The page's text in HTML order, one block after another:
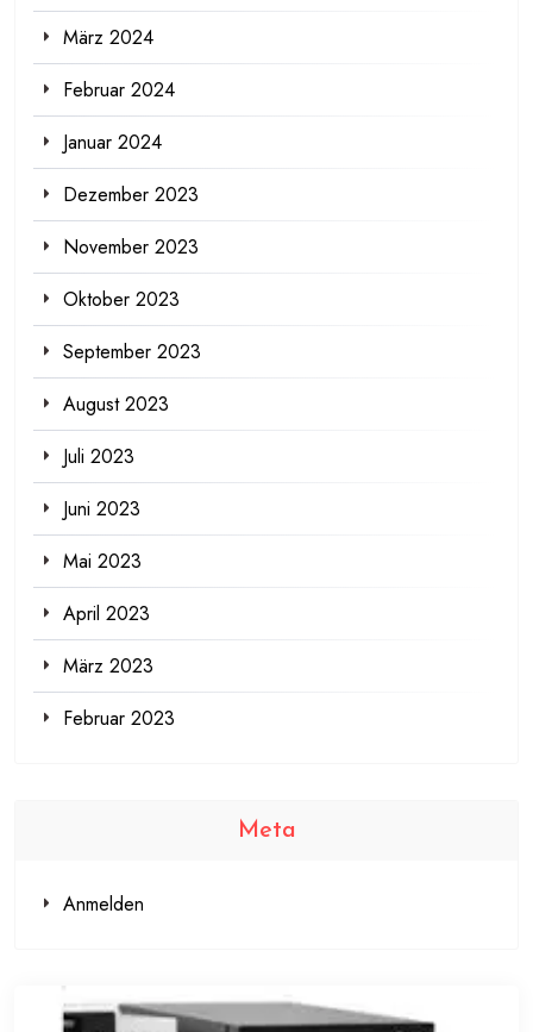
März 2024
Februar 2024
Januar 2024
Dezember 2023
November 2023
Oktober 2023
September 2023
August 2023
Juli 2023
Juni 2023
Mai 2023
April 2023
März 2023
Februar 2023
Meta
Anmelden